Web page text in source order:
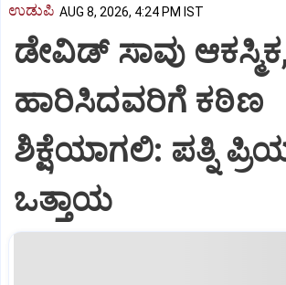
ಉಡುಪಿ AUG 8, 2026, 4:24 PM IST
ಡೇವಿಡ್ ಸಾವು
ಹಾರಿಸಿದವರಿಗೆ ಕಠಿಣ
ಶಿಕ್ಷೆಯಾಗಲಿ: ಪತ್ನಿ
ಒತ್ತಾಯ